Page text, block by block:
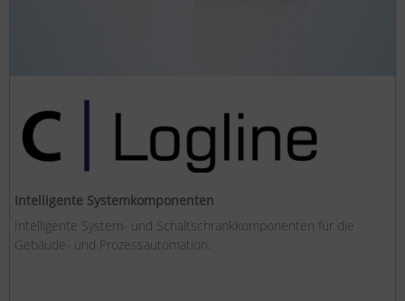
Intelligente Systemkomponenten
Intelligente System- und Schaltschrankkomponenten für die
Gebäude- und Prozessautomation.